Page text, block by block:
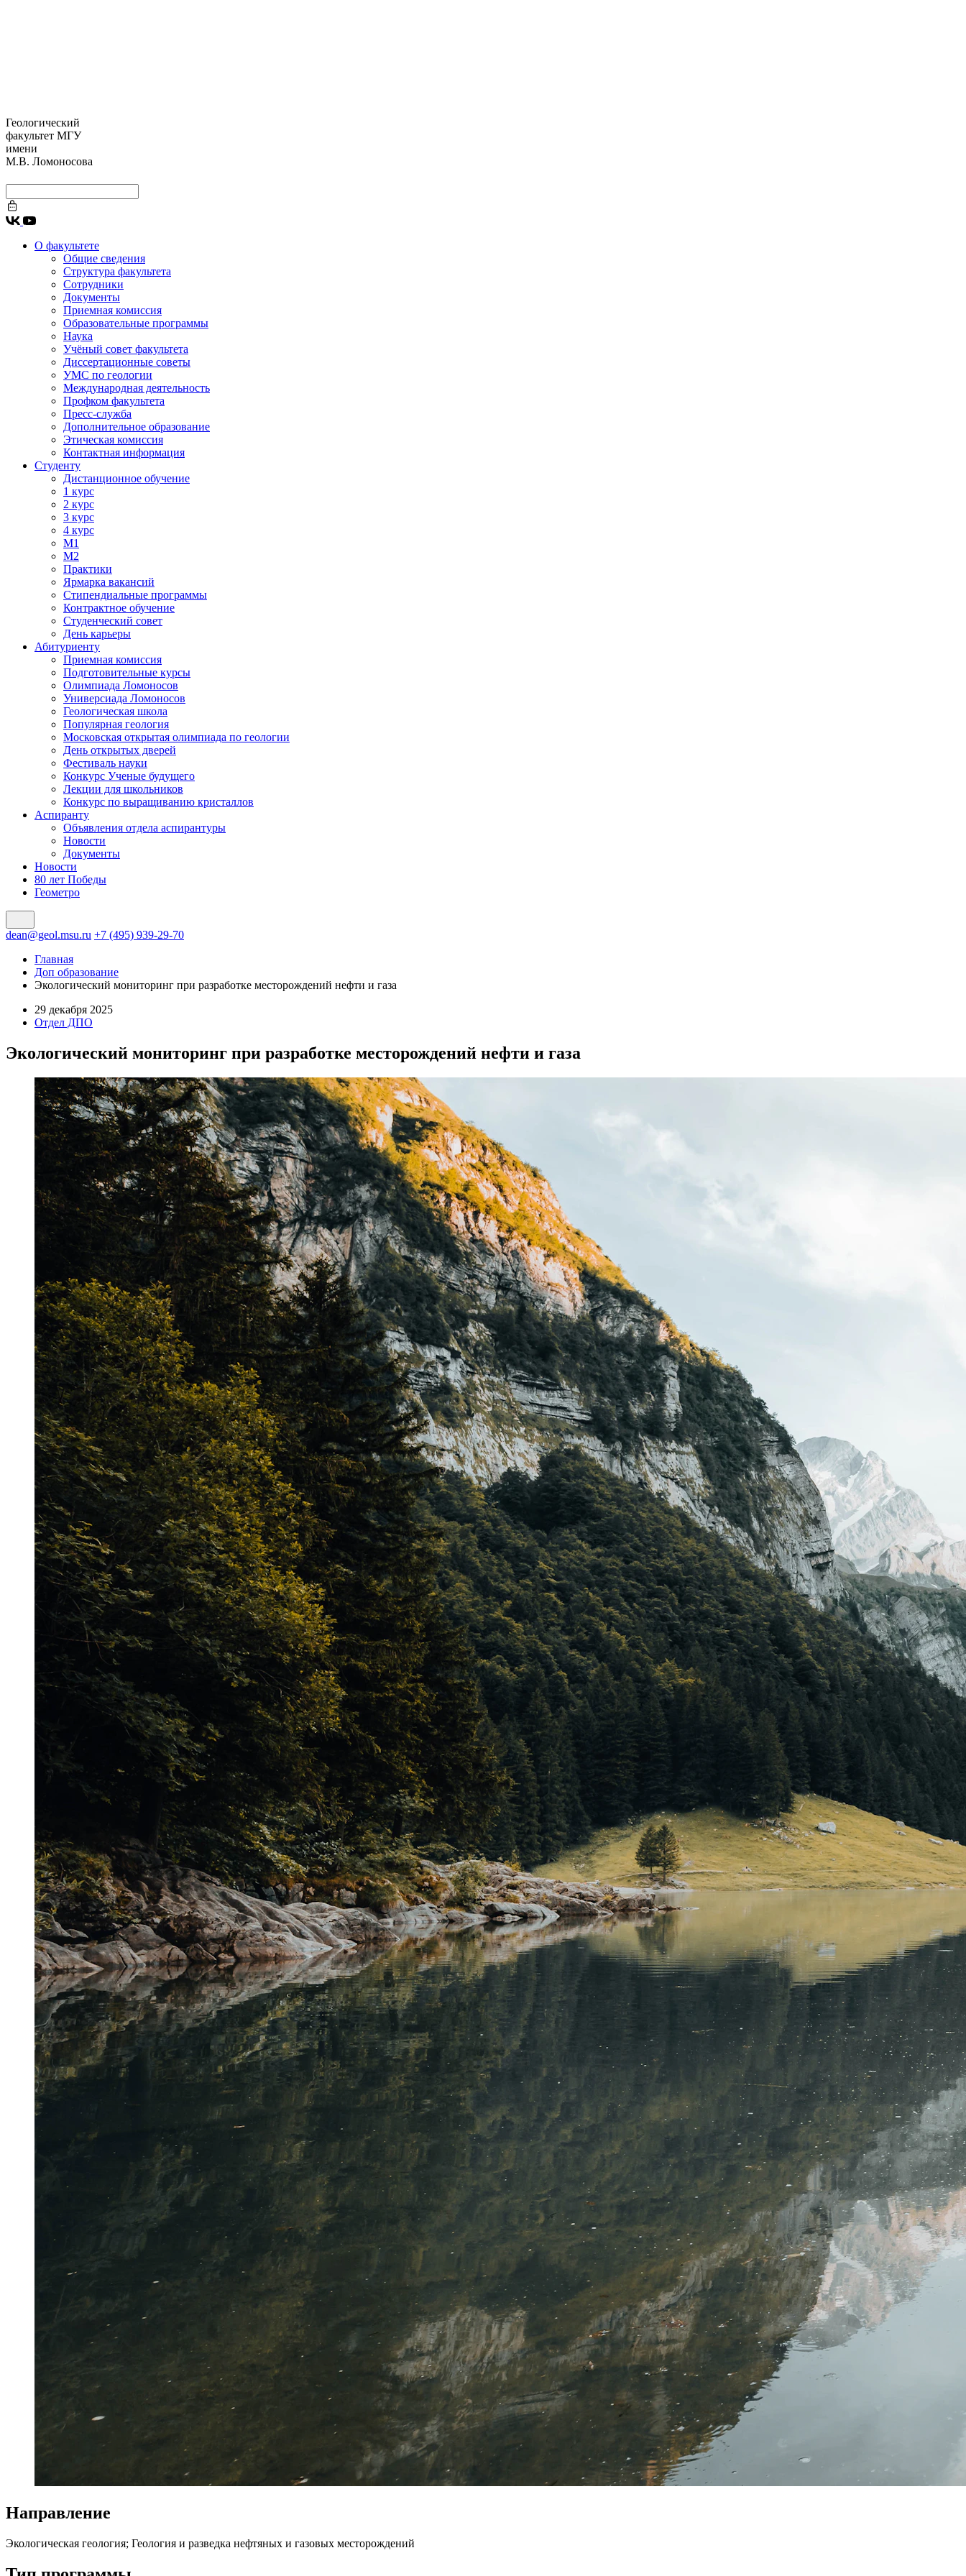
Геологический
факультет МГУ
имени
М.В. Ломоносова
О факультете
Общие сведения
Структура факультета
Сотрудники
Документы
Приемная комиссия
Образовательные программы
Наука
Учёный совет факультета
Диссертационные советы
УМС по геологии
Международная деятельность
Профком факультета
Пресс-служба
Дополнительное образование
Этическая комиссия
Контактная информация
Студенту
Дистанционное обучение
1 курс
2 курс
3 курс
4 курс
М1
М2
Практики
Ярмарка вакансий
Стипендиальные программы
Контрактное обучение
Студенческий совет
День карьеры
Абитуриенту
Приемная комиссия
Подготовительные курсы
Олимпиада Ломоносов
Универсиада Ломоносов
Геологическая школа
Популярная геология
Московская открытая олимпиада по геологии
День открытых дверей
Фестиваль науки
Конкурс Ученые будущего
Лекции для школьников
Конкурс по выращиванию кристаллов
Аспиранту
Объявления отдела аспирантуры
Новости
Документы
Новости
80 лет Победы
Геометро
dean@geol.msu.ru +7 (495) 939-29-70
Главная
Доп образование
Экологический мониторинг при разработке месторождений нефти и газа
29 декабря 2025
Отдел ДПО
Экологический мониторинг при разработке месторождений нефти и газа
Направление
Экологическая геология; Геология и разведка нефтяных и газовых месторождений